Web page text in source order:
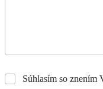
Súhlasím so znením